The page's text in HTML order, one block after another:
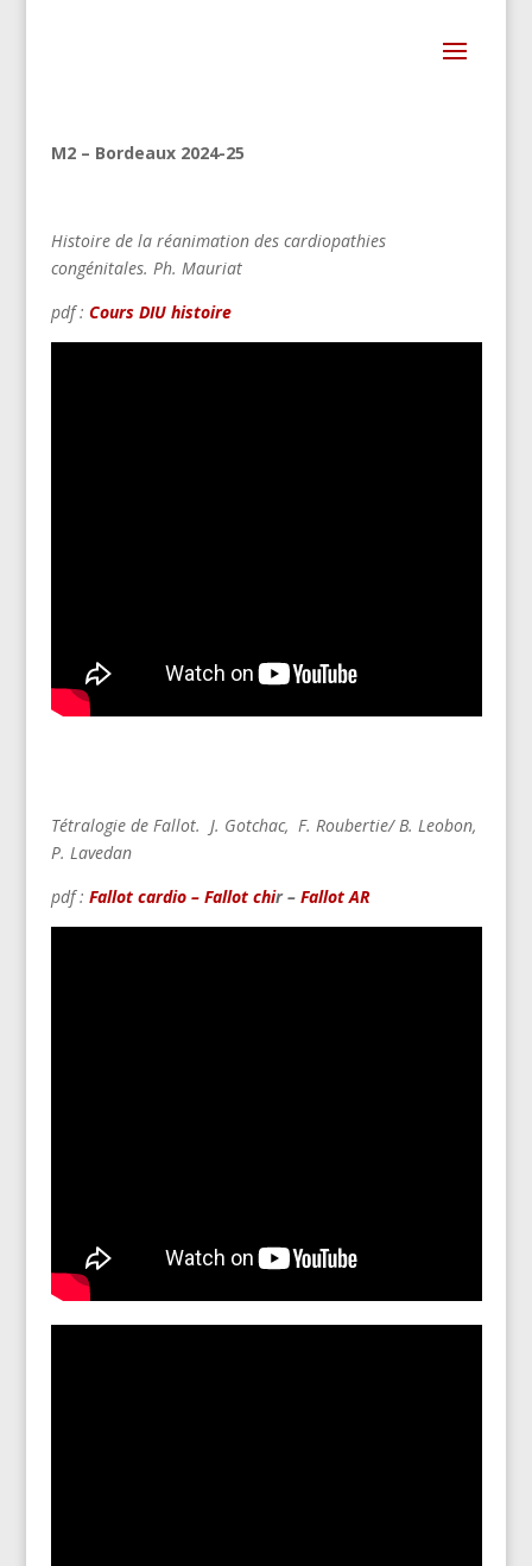
M2 – Bordeaux 2024-25
Histoire de la réanimation des cardiopathies
congénitales. Ph. Mauriat
pdf : Cours DIU histoire
Tétralogie de Fallot. J. Gotchac, F. Roubertie/ B. Leobon,
P. Lavedan
pdf : Fallot cardio– Fallot chir – Fallot AR